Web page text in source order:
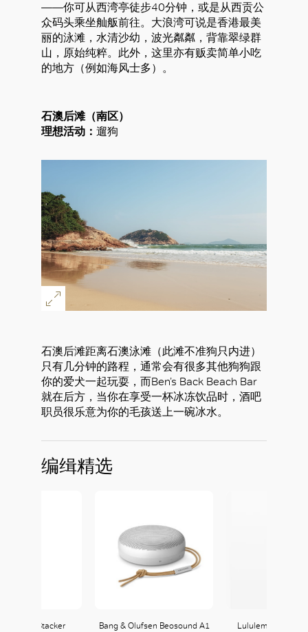
——你可从西湾亭徒步40分钟，或是从西贡公
众码头乘坐舢舨前往。大浪湾可说是香港最美
丽的泳滩，水清沙幼，波光粼粼，背靠翠绿群
山，原始纯粹。此外，这里亦有贩卖简单小吃
的地方（例如海风士多）。
石澳后滩（南区）
理想活动： 遛狗
石澳后滩距离石澳泳滩（此滩不准狗只内进）
只有几分钟的路程，通常会有很多其他狗狗跟
你的爱犬一起玩耍，而Ben’s Back Beach Bar
就在后方，当你在享受一杯冰冻饮品时，酒吧
职员很乐意为你的毛孩送上一碗冰水。
编缉精选
Rainbow Stacker
Bang & Olufsen Beosound A1
Lululemon Stay